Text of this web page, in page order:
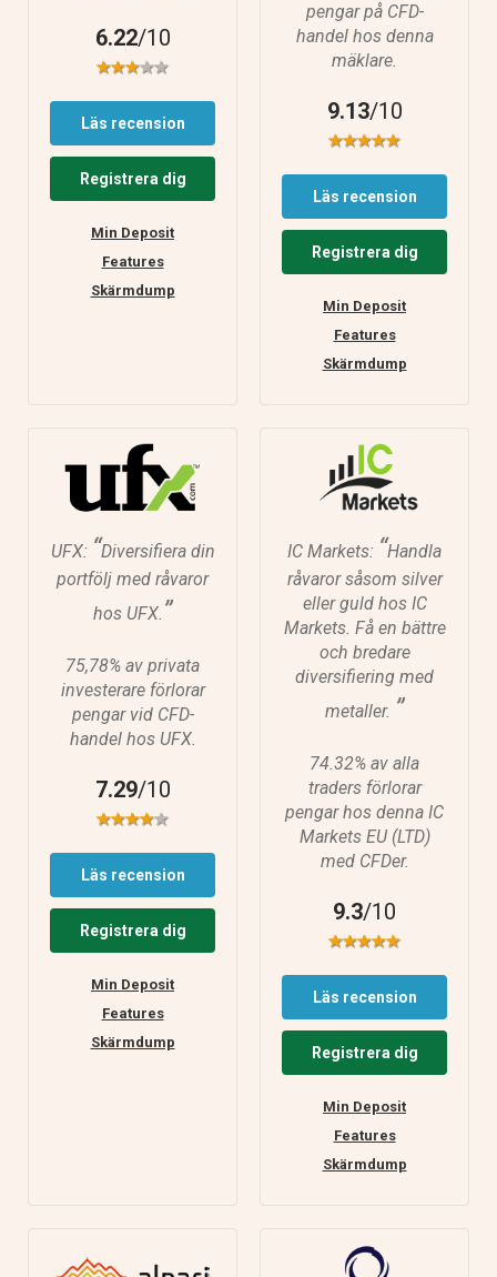
6.22/10
Läs recension
Registrera dig
Min Deposit
Features
Skärmdump
pengar på CFD-
handel hos denna
mäklare.
9.13/10
Läs recension
Registrera dig
Min Deposit
Features
Skärmdump
UFX: “Diversifiera din
portfölj med råvaror
hos UFX. ”
75,78% av privata
investerare förlorar
pengar vid CFD-
handel hos UFX.
7.29/10
Läs recension
Registrera dig
Min Deposit
Features
Skärmdump
IC Markets: “Handla
råvaror såsom silver
eller guld hos IC
Markets. Få en bättre
och bredare
diversifiering med
metaller. ”
74.32% av alla
traders förlorar
pengar hos denna IC
Markets EU (LTD)
med CFDer.
9.3/10
Läs recension
Registrera dig
Min Deposit
Features
Skärmdump